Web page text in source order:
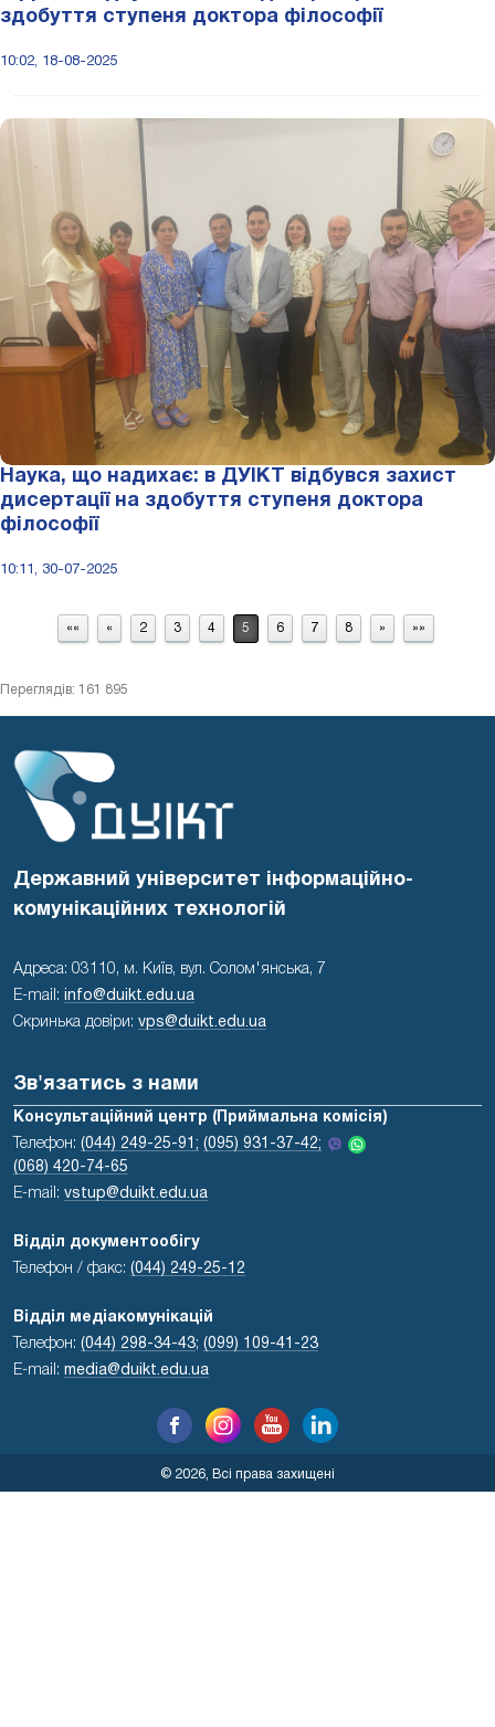
здобуття ступеня доктора філософії
10:02, 18-08-2025
Наука, що надихає: в ДУІКТ відбувся захист
дисертації на здобуття ступеня доктора
філософії
10:11, 30-07-2025
«« « 2 3 4 5 6 7 8 » »»
Переглядів: 161 895
Державний університет інформаційно-
комунікаційних технологій
Адреса: 03110, м. Київ, вул. Солом'янська, 7
E-mail:
info@duikt.edu.ua
Скринька довіри: vps@duikt.edu.ua
Зв'язатись з нами
Консультаційний центр (Приймальна комісія)
Телефон: (044) 249-25-91; (095) 931-37-42;
(068) 420-74-65
E-mail: vstup@duikt.edu.ua
Відділ документообігу
Телефон / факс: (044) 249-25-12
Відділ медіакомунікацій
Телефон: (044) 298-34-43; (099) 109-41-23
E-mail: media@duikt.edu.ua
© 2026, Всі права захищені